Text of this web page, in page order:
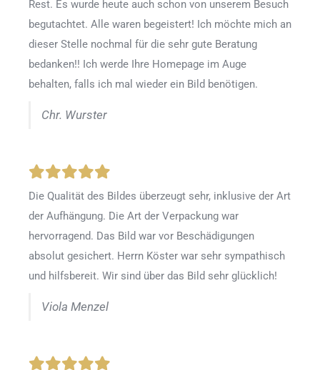
Rest. Es wurde heute auch schon von unserem Besuch
begutachtet. Alle waren begeistert! Ich möchte mich an
dieser Stelle nochmal für die sehr gute Beratung
bedanken!! Ich werde Ihre Homepage im Auge
behalten, falls ich mal wieder ein Bild benötigen.
Chr. Wurster
Die Qualität des Bildes überzeugt sehr, inklusive der Art
der Aufhängung. Die Art der Verpackung war
hervorragend. Das Bild war vor Beschädigungen
absolut gesichert. Herrn Köster war sehr sympathisch
und hilfsbereit. Wir sind über das Bild sehr glücklich!
Viola Menzel